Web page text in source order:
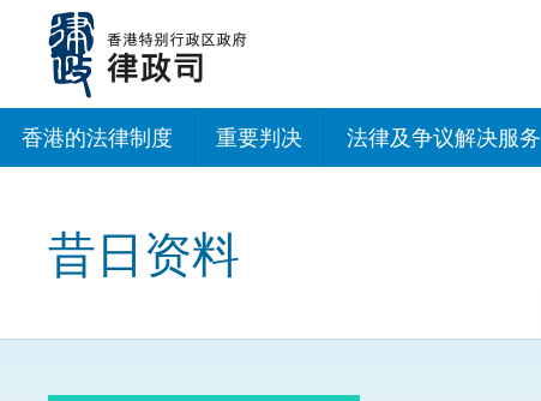
内
香港的法律制度 重要判决 法律及争议解决服务
昔日资料